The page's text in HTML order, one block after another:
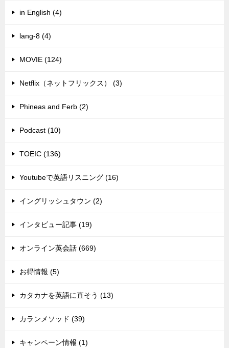
in English (4)
lang-8 (4)
MOVIE (124)
Netflix（ネットフリックス） (3)
Phineas and Ferb (2)
Podcast (10)
TOEIC (136)
Youtubeで英語リスニング (16)
イングリッシュタウン (2)
インタビュー記事 (19)
オンライン英会話 (669)
お得情報 (5)
カタカナを英語に直そう (13)
カランメソッド (39)
キャンペーン情報 (1)